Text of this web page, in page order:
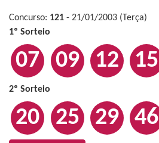
Concurso: 121 - 21/01/2003 (Terça)
1º Sorteio
07 09 12 15
2º Sorteio
20 25 29 46